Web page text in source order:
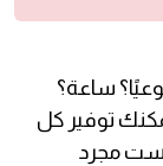
ساعة؟
توفير كل
مجرد